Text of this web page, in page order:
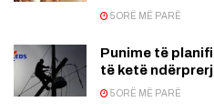
5 ORË MË PARË
Punime të
të ketë
5 ORË MË PARË